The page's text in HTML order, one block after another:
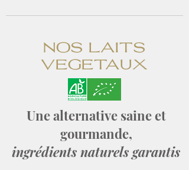
nos laits
vegetaux
Une alternative saine et
gourmande,
ingrédients naturels garantis